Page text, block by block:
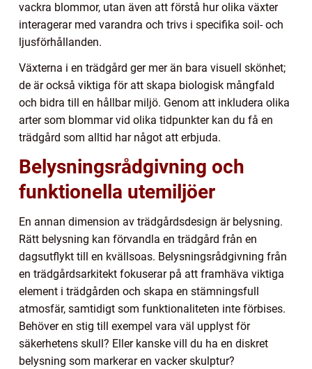
vackra blommor, utan även att förstå hur olika växter
interagerar med varandra och trivs i specifika soil- och
ljusförhållanden.
Växterna i en trädgård ger mer än bara visuell skönhet;
de är också viktiga för att skapa biologisk mångfald
och bidra till en hållbar miljö. Genom att inkludera olika
arter som blommar vid olika tidpunkter kan du få en
trädgård som alltid har något att erbjuda.
Belysningsrådgivning och
funktionella utemiljöer
En annan dimension av trädgårdsdesign är belysning.
Rätt belysning kan förvandla en trädgård från en
dagsutflykt till en kvällsoas. Belysningsrådgivning från
en trädgårdsarkitekt fokuserar på att framhäva viktiga
element i trädgården och skapa en stämningsfull
atmosfär, samtidigt som funktionaliteten inte förbises.
Behöver en stig till exempel vara väl upplyst för
säkerhetens skull? Eller kanske vill du ha en diskret
belysning som markerar en vacker skulptur?